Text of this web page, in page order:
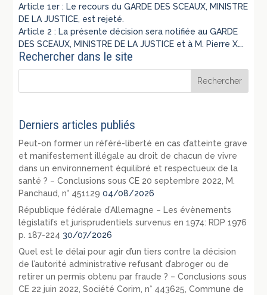
Article 1er : Le recours du GARDE DES SCEAUX, MINISTRE
DE LA JUSTICE, est rejeté.
Article 2 : La présente décision sera notifiée au GARDE
DES SCEAUX, MINISTRE DE LA JUSTICE et à M. Pierre X….
Rechercher dans le site
Derniers articles publiés
Peut-on former un référé-liberté en cas d’atteinte grave
et manifestement illégale au droit de chacun de vivre
dans un environnement équilibré et respectueux de la
santé ? – Conclusions sous CE 20 septembre 2022, M.
Panchaud, n° 451129 04/08/2026
République fédérale d’Allemagne – Les évènements
législatifs et jurisprudentiels survenus en 1974: RDP 1976
p. 187-224 30/07/2026
Quel est le délai pour agir d’un tiers contre la décision
de l’autorité administrative refusant d’abroger ou de
retirer un permis obtenu par fraude ? – Conclusions sous
CE 22 juin 2022, Société Corim, n° 443625, Commune de